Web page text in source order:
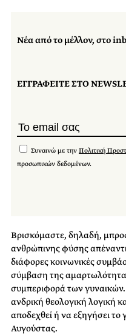
Νέα από το μέλλον, στο
ΕΓΓΡΑΦΕΙΤΕ ΣΤΟ
Συναινώ με την Πολιτική
προσωπικών δεδομένων.
Βρισκόμαστε, δηλαδή,
ανθρώπινης φύσης
διάφορες κοινωνικές
σύμβαση της
συμπεριφορά των γυναικών.
ανδρική θεολογική λογική
αποδεχθεί ή να εξηγήσει το
Αυγούστας.